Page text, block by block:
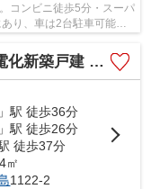
コンビニ徒歩5分・スーパ
り、車は2台駐車可能。
棟 2号棟 南道路 車3
」駅 徒歩36分
」駅 徒歩26分
徒歩37分
㎡
1122-2